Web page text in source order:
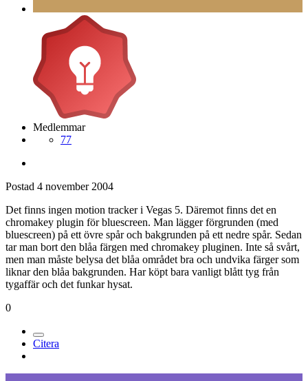
Medlemmar
77
Postad 4 november 2004
Det finns ingen motion tracker i Vegas 5. Däremot finns det en
chromakey plugin för bluescreen. Man lägger förgrunden (med
bluescreen) på ett övre spår och bakgrunden på ett nedre spår. Sedan
tar man bort den blåa färgen med chromakey pluginen. Inte så svårt,
men man måste belysa det blåa området bra och undvika färger som
liknar den blåa bakgrunden. Har köpt bara vanligt blått tyg från
tygaffär och det funkar hysat.
0
Citera